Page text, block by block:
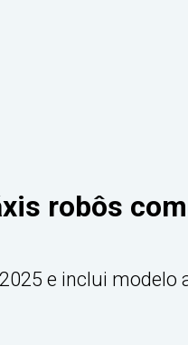
robôs com
e inclui modelo